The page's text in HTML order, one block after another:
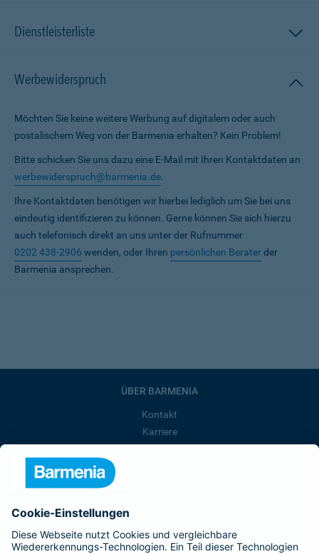
Dienstleisterliste
Werbewiderspruch
Möchten Sie keine weitere Werbung auf digitalem oder auch
postalischem Weg von der Barmenia erhalten? Kein Problem!
Bitte schicken Sie uns dazu eine E-Mail mit Ihren Kontaktdaten an
werbewiderspruch@barmenia.de.
Ihre Kontaktdaten benötigen wir hierbei lediglich um Sie bei uns
eindeutig identifizieren zu können. Gerne können Sie sich hierzu
auch telefonisch direkt an uns unter der Rufnummer
0202 438-2906 wenden, oder Ihren persönlichen Beraterder
Barmenia ansprechen.
ÜBER BARMENIA
Kontakt
Karriere
Barmenia ist Teil der BarmeniaGothaer
BELIEBTE SEITEN